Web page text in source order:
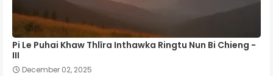
Pi Le Puhai Khaw Thlîra Inthawka Ringtu Nun Bi Chieng -
III
December 02, 2025